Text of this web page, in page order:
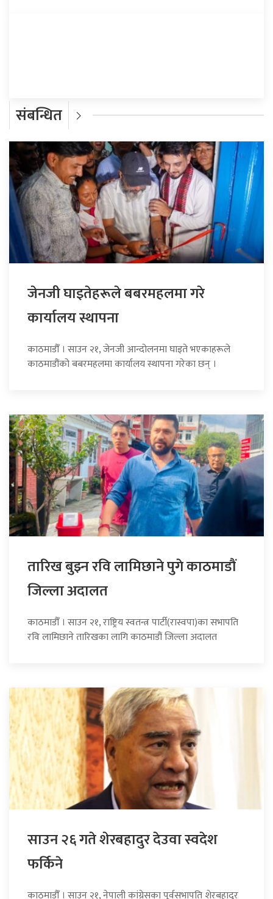
संबन्धित
जेनजी घाइतेहरूले बबरमहलमा गरे
कार्यालय स्थापना
काठमाडौँ । साउन २१, जेनजी आन्दोलनमा घाइते भएकाहरूले
काठमाडौंको बबरमहलमा कार्यालय स्थापना गरेका छन् ।
तारिख बुझ्न रवि लामिछाने पुगे काठमाडौं
जिल्ला अदालत
काठमाडौँ । साउन २१, राष्ट्रिय स्वतन्त्र पार्टी(रास्वपा)का सभापति
रवि लामिछाने तारिखका लागि काठमाडौं जिल्ला अदालत
साउन २६ गते शेरबहादुर देउवा स्वदेश
फर्किने
काठमाडौँ । साउन २१, नेपाली कांग्रेसका पूर्वसभापति शेरबहादुर